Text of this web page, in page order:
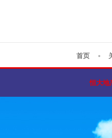
首页
恒大地